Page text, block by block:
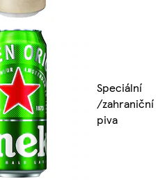
Speciální
/zahraniční
piva